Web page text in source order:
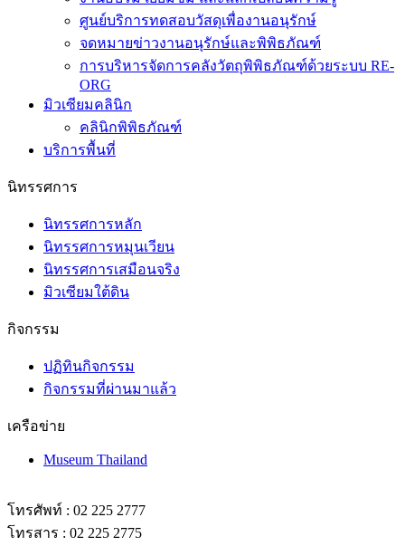
ศูนย์บริการทดสอบวัสดุเพื่องานอนุรักษ์
จดหมายข่าวงานอนุรักษ์และพิพิธภัณฑ์
การบริหารจัดการคลังวัตถุพิพิธภัณฑ์ด้วยระบบ RE-
ORG
มิวเซียมคลินิก
คลินิกพิพิธภัณฑ์
บริการพื้นที่
นิทรรศการ
นิทรรศการหลัก
นิทรรศการหมุนเวียน
นิทรรศการเสมือนจริง
มิวเซียมใต้ดิน
กิจกรรม
ปฏิทินกิจกรรม
กิจกรรมที่ผ่านมาแล้ว
เครือข่าย
Museum Thailand
โทรศัพท์ : 02 225 2777
โทรสาร : 02 225 2775